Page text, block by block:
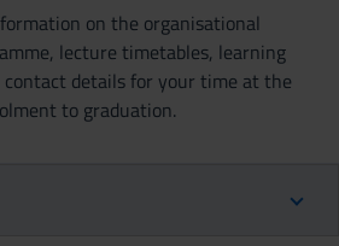
on the organisational
lecture timetables, learning
details for your time at the
to graduation.